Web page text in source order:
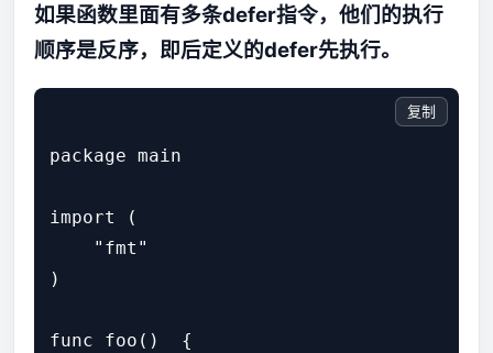
如果函数里面有多条defer指令，他们的执行
顺序是反序，即后定义的defer先执行。
package main
import (
    "fmt"
)
func foo()  {
复制